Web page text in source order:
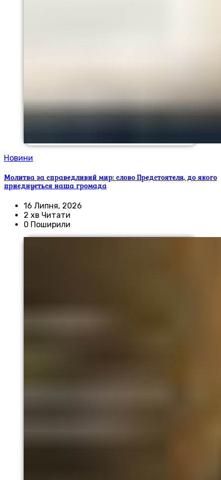
Новини
Молитва за справедливий мир: слово Предстоятеля, до якого
приєднується наша громада
16 Липня, 2026
2 хв Читати
0 Поширили